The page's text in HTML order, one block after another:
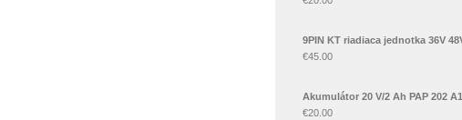
9PIN KT riadiaca jednotka 36V
€45.00
Akumulátor 20 V/2 Ah PAP 202 A1
€20.00